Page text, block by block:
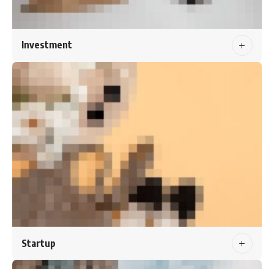
Investment
Startup